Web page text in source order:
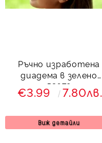
Ръчно изработена
диадема в зелено
53678
€3.99 7.80лв.
Виж детайли